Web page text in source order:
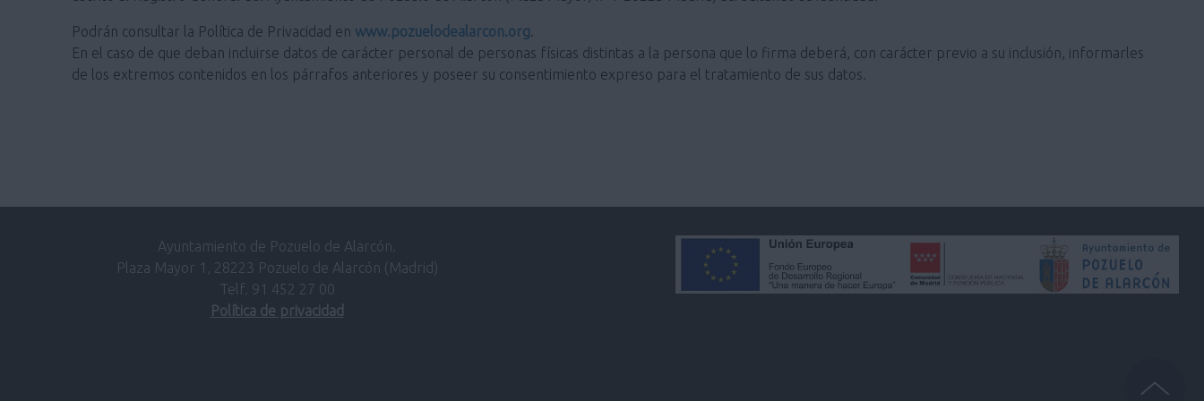
Podrán consultar la Política de Privacidad en www.pozuelodealarcon.org.
En el caso de que deban incluirse datos de carácter personal de personas físicas distintas a la persona que lo firma deberá, con carácter previo a su inclusión, informarles
de los extremos contenidos en los párrafos anteriores y poseer su consentimiento expreso para el tratamiento de sus datos.
Ayuntamiento de Pozuelo de Alarcón.
Plaza Mayor 1, 28223 Pozuelo de Alarcón (Madrid)
Telf. 91 452 27 00
Política de privacidad